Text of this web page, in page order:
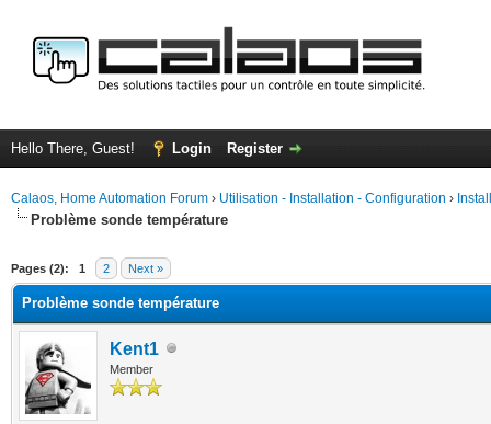
Hello There, Guest! Login Register
Calaos, Home Automation Forum › Utilisation - Installation - Configuration ›
Problème sonde température
Pages (2): 1 2 Next »
Problème sonde température
Kent1
Member